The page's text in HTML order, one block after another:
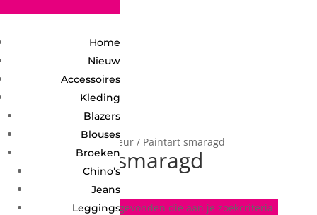
Home
Nieuw
Accessoires
Kleding
Blazers
Blouses
Broeken
Chino’s
Jeans
Leggings
/ Product Kleur / Paintart smaragd
Paintart smaragd
Geen producten gevonden die aan je zoekcriteria